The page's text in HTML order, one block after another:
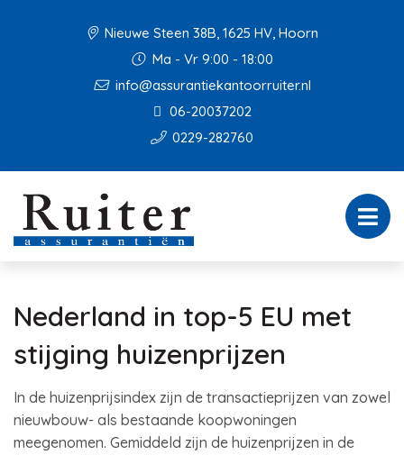
Nieuwe Steen 38B, 1625 HV, Hoorn
Ma - Vr 9:00 - 18:00
info@assurantiekantoorruiter.nl
06-20037202
0229-282760
Nederland in top-5 EU met
stijging huizenprijzen
In de huizenprijsindex zijn de transactieprijzen van zowel
nieuwbouw- als bestaande koopwoningen
meegenomen. Gemiddeld zijn de huizenprijzen in de